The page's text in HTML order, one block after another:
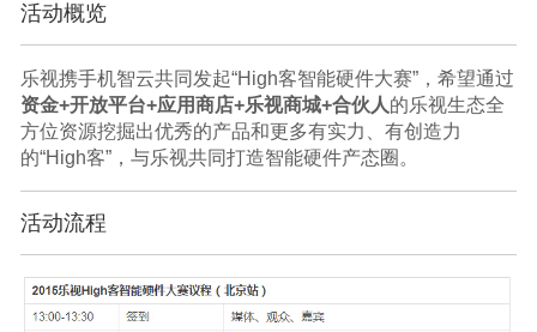
活动概览
乐视携手机智云共同发起“High客智能硬件大赛”，希望通过
资金+开放平台+应用商店+乐视商城+合伙人的乐视生态全
方位资源挖掘出优秀的产品和更多有实力、有创造力
的“High客”，与乐视共同打造智能硬件产态圈。
活动流程